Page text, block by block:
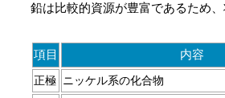
鉛は比較的資源が豊富であるため
項目 内容
正極 ニッケル系の化合物